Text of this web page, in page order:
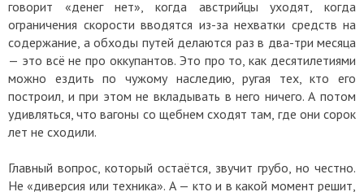
говорит «денег нет», когда австрийцы уходят, когда
ограничения скорости вводятся из-за нехватки средств на
содержание, а обходы путей делаются раз в два-три месяца
— это всё не про оккупантов. Это про то, как десятилетиями
можно ездить по чужому наследию, ругая тех, кто его
построил, и при этом не вкладывать в него ничего. А потом
удивляться, что вагоны со щебнем сходят там, где они сорок
лет не сходили.
Главный вопрос, который остаётся, звучит грубо, но честно.
Не «диверсия или техника». А — кто и в какой момент решит,